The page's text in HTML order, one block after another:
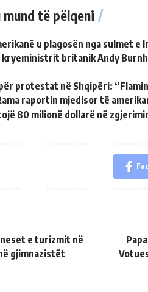
të pëlqeni
u plagosën nga sulmet e
kryeministrit britanik Andy
protestat në Shqipëri:
raportin mjedisor të
80 milionë dollarë në
e turizmit në
gjimnazistët